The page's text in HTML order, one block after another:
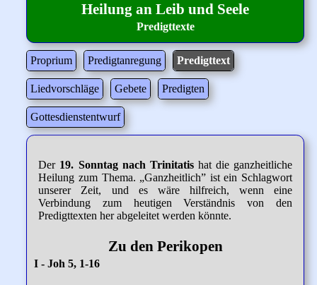
Heilung an Leib und Seele
Predigttexte
Proprium Predigtanregung Predigttext
Liedvorschläge Gebete Predigten
Gottesdienstentwurf
Der 19. Sonntag nach Trinitatishat die ganzheitliche
Heilung zum Thema. „Ganzheitlich” ist ein Schlagwort
unserer Zeit, und es wäre hilfreich, wenn eine
Verbindung zum heutigen Verständnis von den
Predigttexten her abgeleitet werden könnte.
Zu den Perikopen
I - Joh 5, 1-16